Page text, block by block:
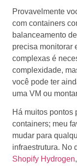
Provavelmente
com containers
balanceamento
precisa monitorar
complexas é
complexidade,
você pode ter
uma VM ou
Há muitos pontos
containers; meu
mudar para
infraestrutura. No
Shopify Hydrogen